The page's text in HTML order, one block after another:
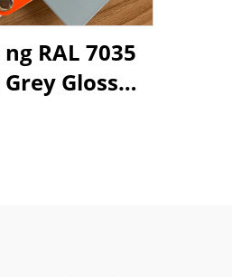
RAL 7035
Gloss